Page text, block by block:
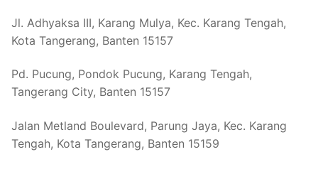
Jl. Adhyaksa III, Karang Mulya, Kec. Karang Tengah,
Kota Tangerang, Banten 15157
Pd. Pucung, Pondok Pucung, Karang Tengah,
Tangerang City, Banten 15157
Jalan Metland Boulevard, Parung Jaya, Kec. Karang
Tengah, Kota Tangerang, Banten 15159